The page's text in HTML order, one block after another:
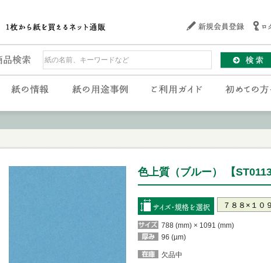
色上質（ブルー） 【
788 (mm) × 1091 (mm)
96 (µm)
欠品中